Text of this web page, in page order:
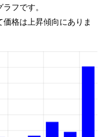
フです。
格は上昇傾向にありま